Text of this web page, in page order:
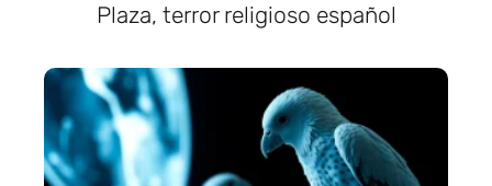
Plaza, terror religioso español